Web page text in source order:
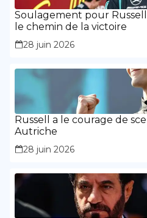
Soulagement pour
le chemin de la victoire
28 juin 2026
Russell a le courage de
Autriche
28 juin 2026